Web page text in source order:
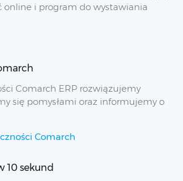
online i program do wystawiania
Comarch ERP rozwiązujemy
się pomysłami oraz informujemy o
Comarch
10 sekund